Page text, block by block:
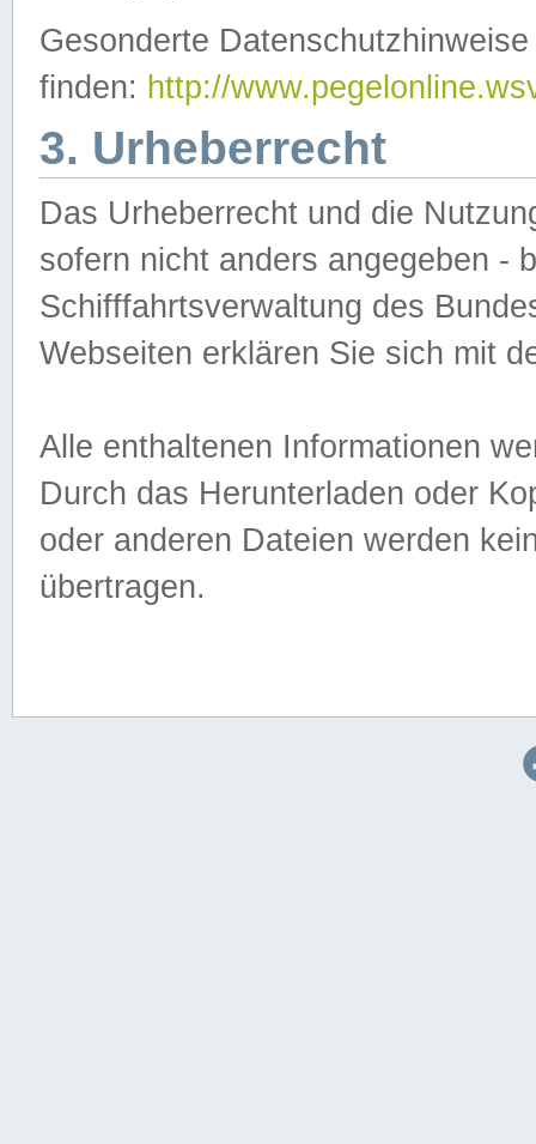
Gesonderte
finden: http://
3. Urheberrecht
Das Urheberrecht und die
sofern nicht anders angegeben -
Schifffahrtsverwaltung des
Webseiten erklären Sie sich mit
Alle enthaltenen Informationen
Durch das Herunterladen oder
oder anderen Dateien werden
übertragen.